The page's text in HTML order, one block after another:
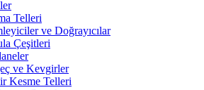
Telleri
ve Doğrayıcılar
Çeşitleri
ve Kevgirler
Kesme Telleri